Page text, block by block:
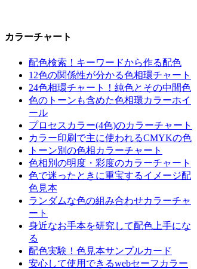
カラーチャート
配色検索！キーワードから作る配色
12色の関係性が分かる色相環チャート
24色相環チャート！純色とその中間色
色のトーンも含めた色相環カラーホイ
ール
プロセスカラー(4色)のカラーチャート
カラー印刷で主に使われるCMYKの色
トーン別の色相カラーチャート
色相別の明度・彩度のカラーチャート
色で迷ったときに重宝するイメージ配
色見本
ランダムな色の組み合わせカラーチャ
ート
身近なお手本を研究して配色上手にな
る
配色実験！色見本サンプルカード
安心して使用できるwebセーフカラー